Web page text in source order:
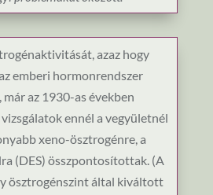
azaz hogy
emberi hormonrendszer
az 1930-as években
ennél a vegyületnél
xeno-ösztrogénre, a
(DES) összpontosítottak. (A
ösztrogénszint által kiváltott